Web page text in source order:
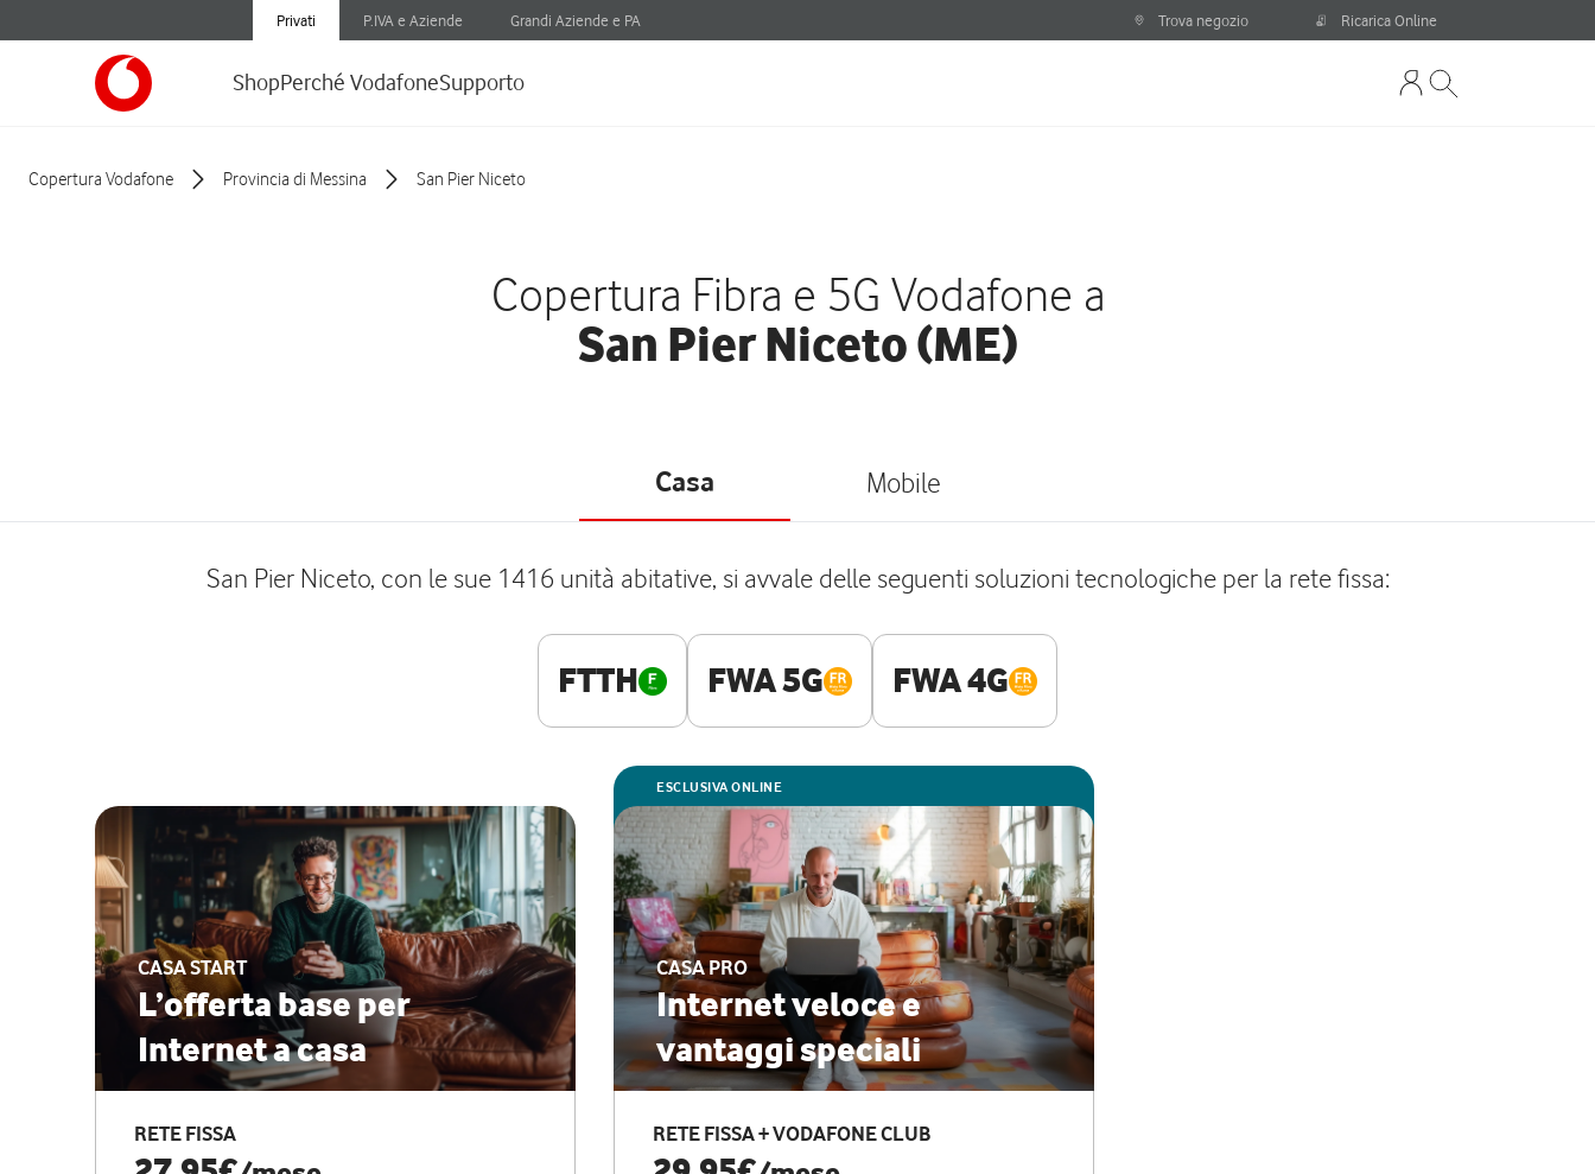
Privati P.IVA e Aziende Grandi Aziende e PA Trova negozio Ricarica Online
ShopPerché VodafoneSupporto
Copertura Vodafone Provincia di Messina San Pier Niceto
Copertura Fibra e 5G Vodafone a
San Pier Niceto (ME)
Casa Mobile
San Pier Niceto, con le sue 1416 unità abitative, si avvale delle seguenti soluzioni tecnologiche per la rete fissa:
FTTH FWA 5G FWA 4G
CASA START
L’offerta base per
Internet a casa
RETE FISSA
ESCLUSIVA ONLINE
CASA PRO
Internet veloce e
vantaggi speciali
RETE FISSA + VODAFONE CLUB